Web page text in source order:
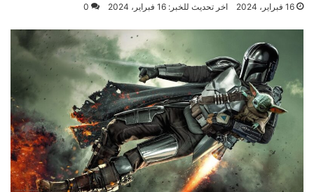
16 فبراير، 2024 اخر تحديث للخبر: 16 فبراير، 2024 0